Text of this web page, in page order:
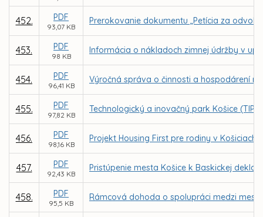
452. PDF
93,07 KB
Prerokovanie dokumentu „Petícia za
453. PDF
98 KB
Informácia o nákladoch zimnej údržby v
454. PDF
96,41 KB
Výročná správa o činnosti a hospodárení
455. PDF
97,82 KB
Technologický a inovačný park Košice (TIP -
456. PDF
98,16 KB
Projekt Housing First pre rodiny v Košiciach
457. PDF
92,43 KB
Pristúpenie mesta Košice k Baskickej
458. PDF
95,5 KB
Rámcová dohoda o spolupráci medzi